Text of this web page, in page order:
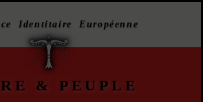
Identitaire Européenne
& PEUPLE